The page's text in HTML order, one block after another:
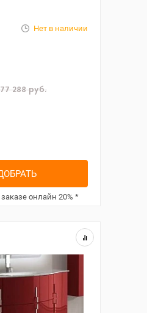
Нет в наличии
77 288руб.
онлайн 20% *